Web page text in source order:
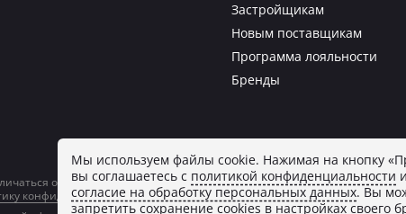
Мы используем файлы cookie. Нажимая на кнопку
вы соглашаетесь с политикой конфиденциальности
согласие на обработку персональных данных. Вы
запретить сохранение cookies в настройках своего
Застройщикам
Новым поставщикам
Программа лояльности
Бренды
от фактического изображения.
конфиденциальностии даетесогласие на обработку персональных